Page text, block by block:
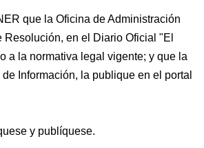
que la Oficina de Administración
Resolución, en el Diario Oficial "El
a la normativa legal vigente; y que la
Información, la publique en el portal
y publíquese.